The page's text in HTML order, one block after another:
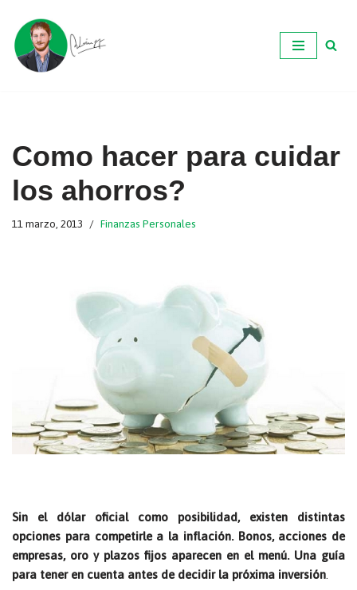
Ir
al
Como hacer para cuidar
los ahorros?
11 marzo, 2013 Finanzas Personales
Sin el dólar oficial como posibilidad, existen distintas
opciones para competirle a la inflación. Bonos, acciones de
empresas, oro y plazos fijos aparecen en el menú. Una guía
para tener en cuenta antes de decidir la próxima inversión